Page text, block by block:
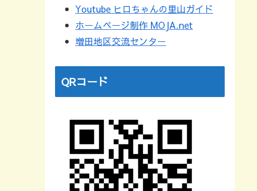
Youtube ヒロちゃんの里山ガイド
ホームページ制作 MOJA.net
増田地区交流センター
QRコード